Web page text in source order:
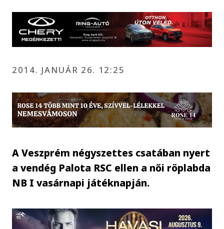
2014. JANUÁR 26. 12:25
A Veszprém négyszettes csatában nyert
a vendég Palota RSC ellen a női röplabda
NB I vasárnapi játéknapján.